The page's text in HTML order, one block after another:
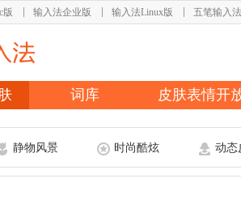
版 输入法企业版 输入法Linux版 五笔输入法
词库 皮肤表情开
静物风景 时尚酷炫 动态